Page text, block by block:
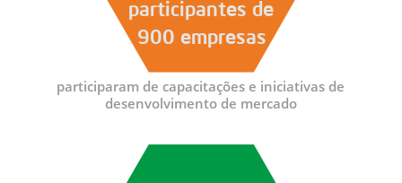
participantes de
900 empresas
participaram de capacitações e iniciativas de
desenvolvimento de mercado